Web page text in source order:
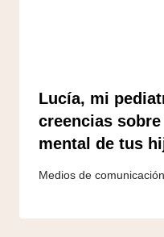
Lucía, mi
creencias
mental de tus